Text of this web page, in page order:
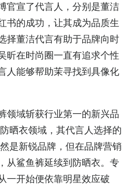
官宣了代言人，分别是董洁
书的成功，让其成为品质生
择董洁代言有助于品牌向时
昕在时尚圈一直有追求个性
人能够帮助茉寻找到具像化
领域斩获行业第一的新兴品
晒衣领域，其代言人选择的
是新锐品牌，但在品牌营销
从鲨鱼裤延续到防晒衣。专
一开始便依靠明星效应破